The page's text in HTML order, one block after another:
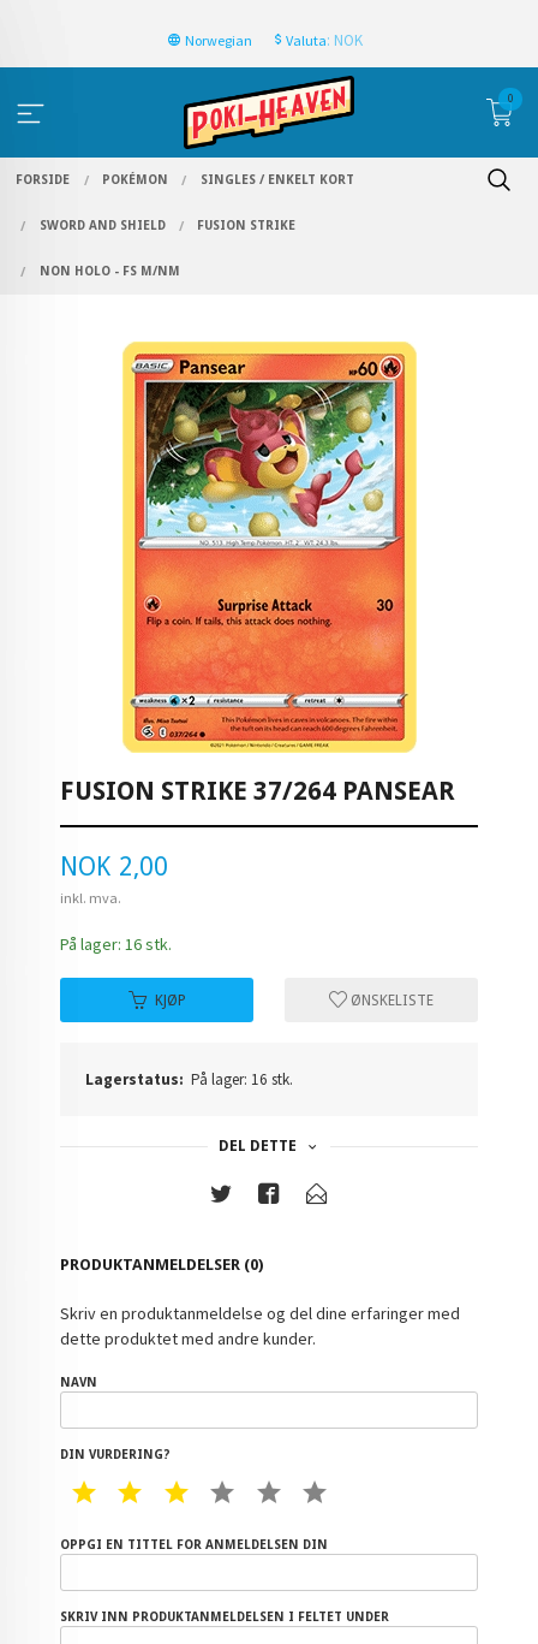
Norwegian Valuta: NOK
0
FORSIDE POKÉMON SINGLES / ENKELT KORT
SWORD AND SHIELD FUSION STRIKE
NON HOLO - FS M/NM
FUSION STRIKE 37/264 PANSEAR
Pris
NOK 2,00
inkl. mva.
På lager: 16 stk.
KJØP ØNSKELISTE
Lagerstatus: På lager: 16 stk.
DEL DETTE
PRODUKTANMELDELSER (0)
Skriv en produktanmeldelse og del dine erfaringer med
dette produktet med andre kunder.
NAVN
DIN VURDERING?
1 STAR2 STAR3 STAR4 STAR5 STAR
OPPGI EN TITTEL FOR ANMELDELSEN DIN
SKRIV INN PRODUKTANMELDELSEN I FELTET UNDER